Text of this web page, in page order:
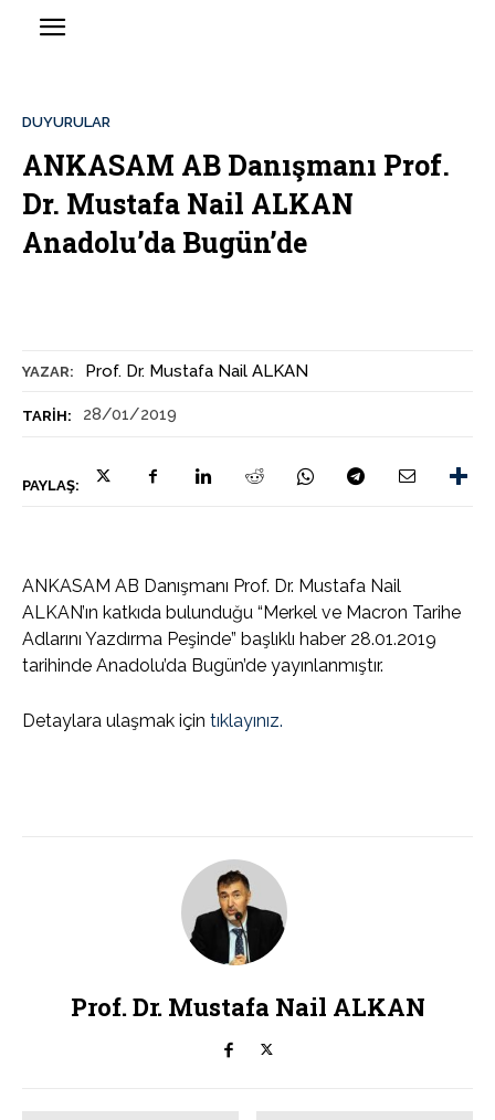
YAZAR: Prof. Dr. Mustafa Nail ALKAN
TARIH: 28/01/2019
PAYLAŞ:
DUYURULAR
ANKASAM AB Danışmanı Prof.
Dr. Mustafa Nail ALKAN
Anadolu’da Bugün’de
ANKASAM AB Danışmanı Prof. Dr. Mustafa Nail
ALKAN’ın katkıda bulunduğu “Merkel ve Macron Tarihe
Adlarını Yazdırma Peşinde” başlıklı haber 28.01.2019
tarihinde Anadolu’da Bugün’de yayınlanmıştır.
Detaylara ulaşmak için tıklayınız.
Prof. Dr. Mustafa Nail ALKAN